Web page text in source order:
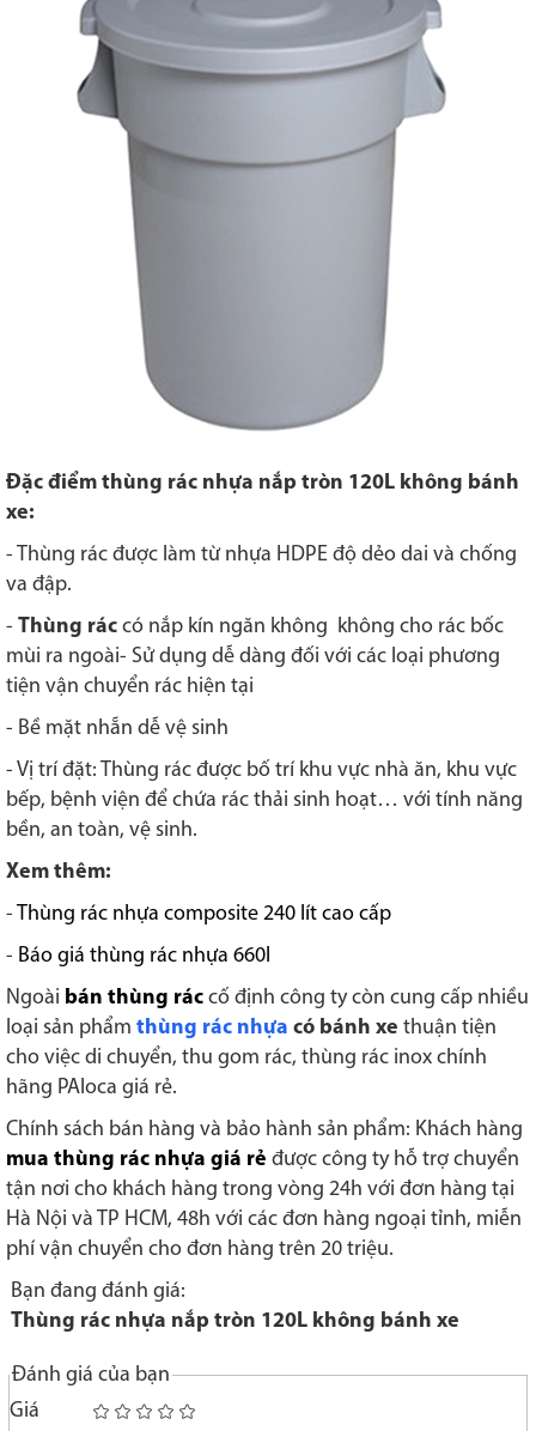
Đặc điểm thùng rác nhựa nắp tròn 120L không bánh
xe:
- Thùng rác được làm từ nhựa HDPE độ dẻo dai và chống
va đập.
- Thùng rác có nắp kín ngăn không không cho rác bốc
mùi ra ngoài- Sử dụng dễ dàng đối với các loại phương
tiện vận chuyển rác hiện tại
- Bề mặt nhẵn dễ vệ sinh
- Vị trí đặt: Thùng rác được bố trí khu vực nhà ăn, khu vực
bếp, bệnh viện để chứa rác thải sinh hoạt… với tính năng
bền, an toàn, vệ sinh.
Xem thêm:
- Thùng rác nhựa composite 240 lít cao cấp
- Báo giá thùng rác nhựa 660l
Ngoài bán thùng rác cố định công ty còn cung cấp nhiều
loại sản phẩm thùng rác nhựa có bánh xe thuận tiện
cho việc di chuyển, thu gom rác, thùng rác inox chính
hãng PAloca giá rẻ.
Chính sách bán hàng và bảo hành sản phẩm: Khách hàng
mua thùng rác nhựa giá rẻ được công ty hỗ trợ chuyển
tận nơi cho khách hàng trong vòng 24h với đơn hàng tại
Hà Nội và TP HCM, 48h với các đơn hàng ngoại tỉnh, miễn
phí vận chuyển cho đơn hàng trên 20 triệu.
Bạn đang đánh giá:
Thùng rác nhựa nắp tròn 120L không bánh xe
Đánh giá của bạn
Giá
1
2
3
4
5